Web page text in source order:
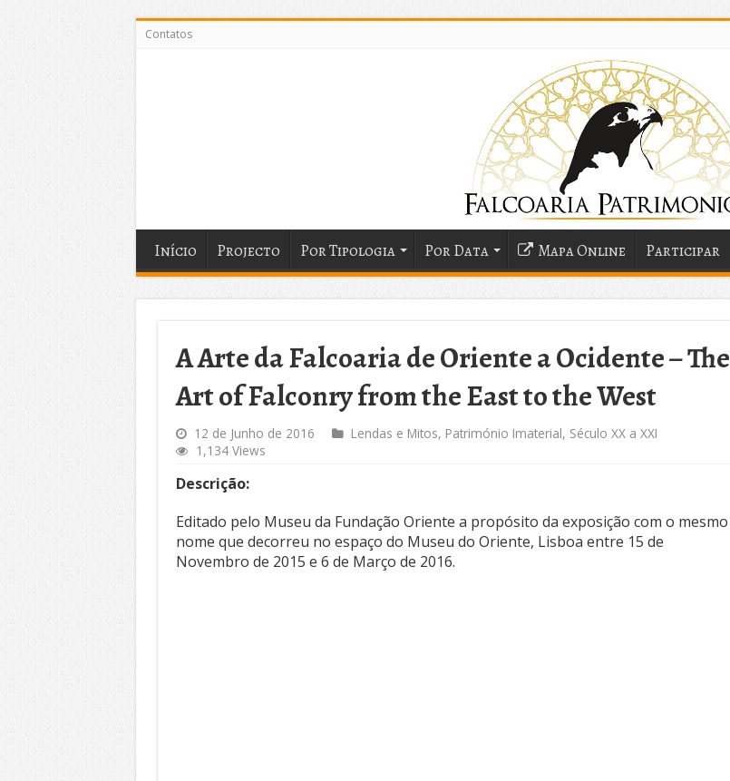
Contatos
Início Projecto Por Tipologia Por Data Mapa Online Participar
A Arte da Falcoaria de Oriente a Ocidente – The
Art of Falconry from the East to the West
12 de Junho de 2016 Lendas e Mitos, Património Imaterial, Século XX a XXI
1,134 Views
Descrição:
Editado pelo Museu da Fundação Oriente a propósito da exposição com o mesmo
nome que decorreu no espaço do Museu do Oriente, Lisboa entre 15 de
Novembro de 2015 e 6 de Março de 2016.